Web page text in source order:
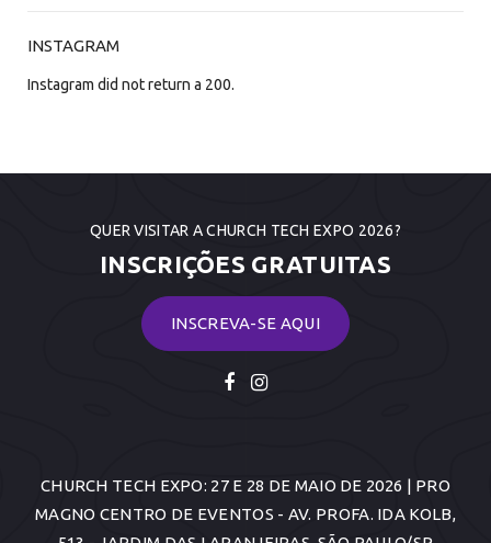
INSTAGRAM
Instagram did not return a 200.
QUER VISITAR A CHURCH TECH EXPO 2026?
INSCRIÇÕES GRATUITAS
INSCREVA-SE AQUI
CHURCH TECH EXPO: 27 E 28 DE MAIO DE 2026 | PRO
MAGNO CENTRO DE EVENTOS - AV. PROFA. IDA KOLB,